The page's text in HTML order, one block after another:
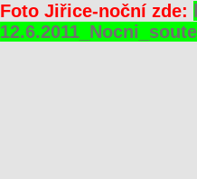
Foto Jiřice-noční zde: